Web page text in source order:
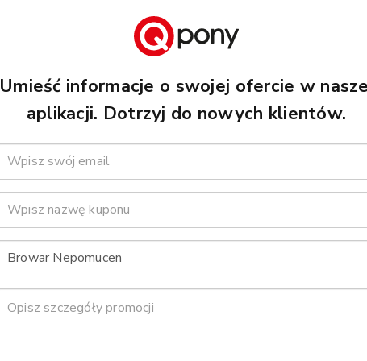
Umieść informacje o swojej ofercie w
aplikacji. Dotrzyj do nowych klientów.